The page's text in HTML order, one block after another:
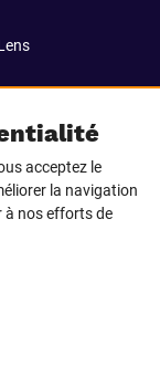
acceptez le
la navigation
à nos efforts de